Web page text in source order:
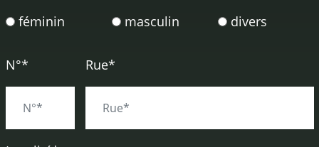
féminin
masculin divers
N°* Rue*